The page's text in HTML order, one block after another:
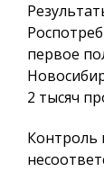
первое
2 тысяч
Контроль